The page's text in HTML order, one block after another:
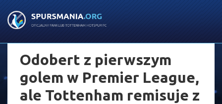
Odobert z pierwszym
golem w Premier League,
ale Tottenham remisuje z